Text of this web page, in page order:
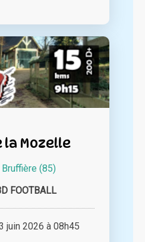
la Mozelle
Bruffière (85)
FOOTBALL
2026 à 08h45